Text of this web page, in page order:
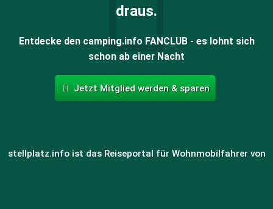
draus.
Entdecke den camping.info FANCLUB - es lohnt sich
schon ab einer Nacht
Jetzt Mitglied werden & sparen
stellplatz.info ist das Reiseportal für Wohnmobilfahrer von